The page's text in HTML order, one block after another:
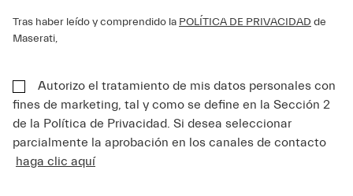
Tras haber leído y comprendido la POLÍTICA DE PRIVACIDAD de
Maserati,
Autorizo el tratamiento de mis datos personales con
fines de marketing, tal y como se define en la Sección 2
de la Política de Privacidad. Si desea seleccionar
parcialmente la aprobación en los canales de contacto
haga clic aquí